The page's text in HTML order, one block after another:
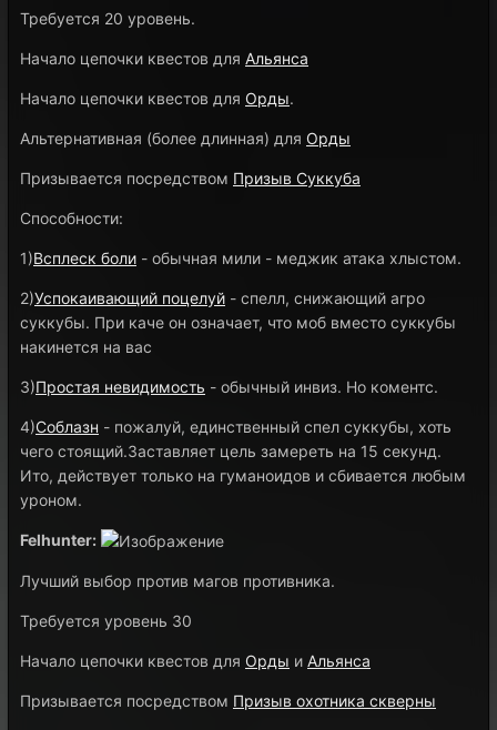
Требуется 20 уровень.
Начало цепочки квестов для Альянса
Начало цепочки квестов для Орды.
Альтернативная (более длинная) для Орды
Призывается посредством Призыв Суккуба
Способности:
1)Всплеск боли - обычная мили - меджик атака хлыстом.
2)Успокаивающий поцелуй - спелл, снижающий агро
суккубы. При каче он означает, что моб вместо суккубы
накинется на вас
3)Простая невидимость - обычный инвиз. Но коментс.
4)Соблазн - пожалуй, единственный спел суккубы, хоть
чего стоящий.Заставляет цель замереть на 15 секунд.
Ито, действует только на гуманоидов и сбивается любым
уроном.
Felhunter:
Лучший выбор против магов противника.
Требуется уровень 30
Начало цепочки квестов для Орды и Альянса
Призывается посредством Призыв охотника скверны